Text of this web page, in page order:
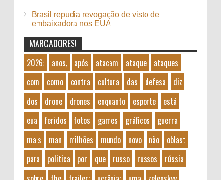
Brasil repudia revogação de visto de
embaixadora nos EUA
MARCADORES!
2026: anos, após atacam ataque
ataques
com
como contra cultura das defesa
diz
dos
drone drones enquanto esporte
está
eua
feridos fotos games gráficos
guerra
mais
man milhões mundo novo não
oblast
para
politica por que russo russos
rússia